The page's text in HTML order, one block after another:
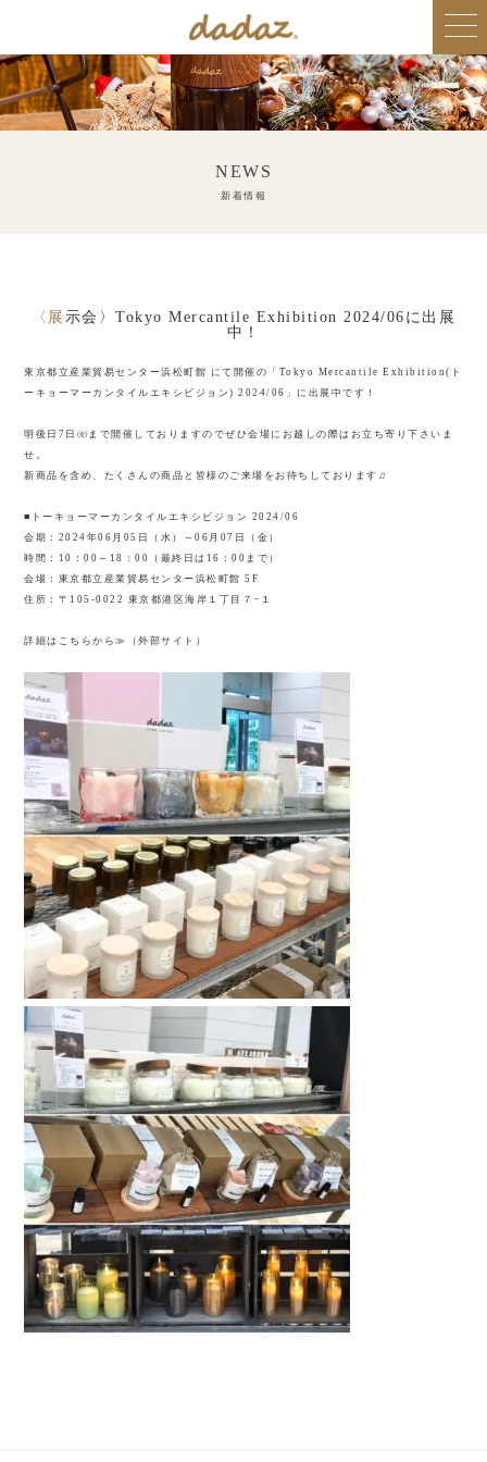
NEWS
新着情報
〈展示会〉Tokyo Mercantile Exhibition 2024/06に出展
中！
東京都立産業貿易センター浜松町館 にて開催の「Tokyo Mercantile Exhibition(ト
ーキョーマーカンタイルエキシビジョン) 2024/06」に出展中です！
明後日7日㈮まで開催しておりますのでぜひ会場にお越しの際はお立ち寄り下さいま
せ。
新商品を含め、たくさんの商品と皆様のご来場をお待ちしております♫
■トーキョーマーカンタイルエキシビジョン 2024/06
会期：2024年06月05日（水）～06月07日（金）
時間：10：00～18：00（最終日は16：00まで）
会場：東京都立産業貿易センター浜松町館 5F
住所：〒105-0022 東京都港区海岸１丁目７−１
詳細はこちらから≫ （外部サイト）